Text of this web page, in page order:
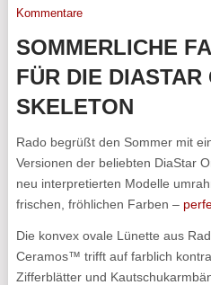
Kommentare
SOMMERLICHE
FÜR DIE DIASTAR
SKELETON
Rado begrüßt den Sommer mit
Versionen der beliebten DiaStar
neu interpretierten Modelle
frischen, fröhlichen Farben –
Die konvex ovale Lünette aus
Ceramos™ trifft auf farblich
Zifferblätter und